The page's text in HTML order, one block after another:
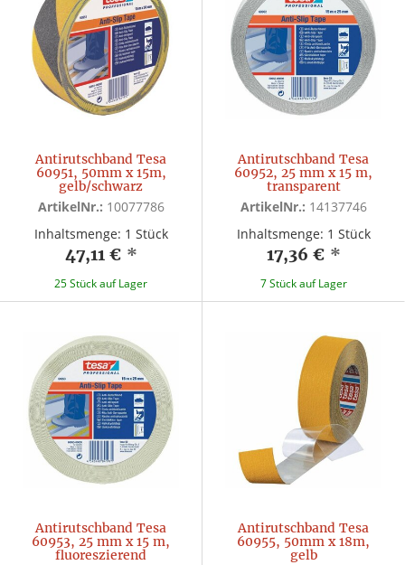
Antirutschband Tesa
60951, 50mm x 15m,
gelb/schwarz
ArtikelNr.: 10077786
Inhaltsmenge: 1 Stück
47,11 € *
25 Stück auf Lager
Antirutschband Tesa
60952, 25 mm x 15 m,
transparent
ArtikelNr.: 14137746
Inhaltsmenge: 1 Stück
17,36 € *
7 Stück auf Lager
Antirutschband Tesa
60953, 25 mm x 15 m,
fluoreszierend
Antirutschband Tesa
60955, 50mm x 18m,
gelb